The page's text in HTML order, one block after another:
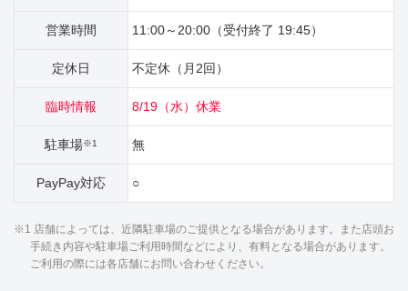
営業時間 11:00～20:00（受付終了 19:45）
定休日 不定休（月2回）
臨時情報 8/19（水）休業
駐車場※1 無
PayPay対応 ○
※1 店舗によっては、近隣駐車場のご提供となる場合があります。また店頭お
手続き内容や駐車場ご利用時間などにより、有料となる場合があります。
ご利用の際には各店舗にお問い合わせください。